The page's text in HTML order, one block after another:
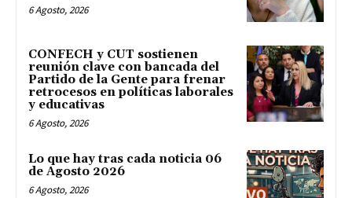
6 Agosto, 2026
CONFECH y CUT sostienen
reunión clave con bancada del
Partido de la Gente para frenar
retrocesos en políticas laborales
y educativas
6 Agosto, 2026
Lo que hay tras cada noticia 06
de Agosto 2026
6 Agosto, 2026